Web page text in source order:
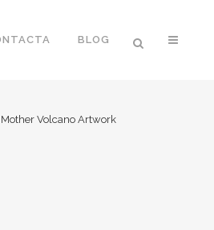
BLOG
Mother Volcano Artwork